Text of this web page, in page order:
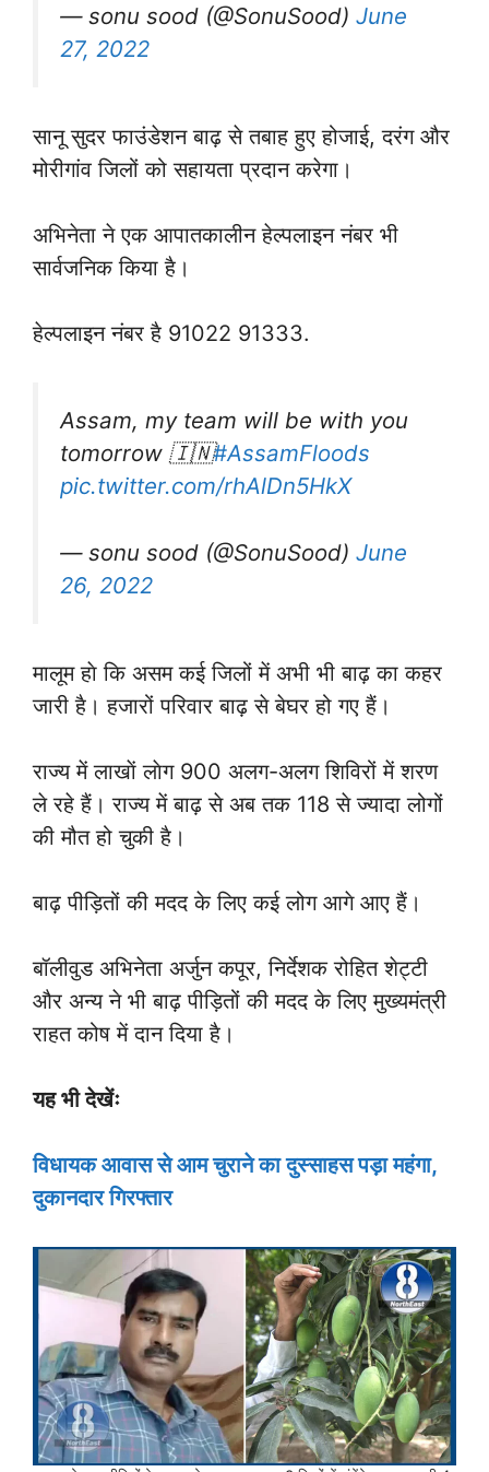
— sonu sood (@SonuSood) June
27, 2022
सानू सुदर फाउंडेशन बाढ़ से तबाह हुए होजाई, दरंग और
मोरीगांव जिलों को सहायता प्रदान करेगा।
अभिनेता ने एक आपातकालीन हेल्पलाइन नंबर भी
सार्वजनिक किया है।
हेल्पलाइन नंबर है 91022 91333.
Assam, my team will be with you
tomorrow 🇮🇳#AssamFloods
pic.twitter.com/rhAlDn5HkX
— sonu sood (@SonuSood) June
26, 2022
मालूम हाे कि असम कई जिलों में अभी भी बाढ़ का कहर
जारी है। हजारों परिवार बाढ़ से बेघर हो गए हैं।
राज्य में लाखाें लाेग 900 अलग-अलग शिविरों में शरण
ले रहे हैं। राज्य में बाढ़ से अब तक 118 से ज्यादा लोगों
की मौत हो चुकी है।
बाढ़ पीड़ितों की मदद के लिए कई लोग आगे आए हैं।
बॉलीवुड अभिनेता अर्जुन कपूर, निर्देशक रोहित शेट्टी
और अन्य ने भी बाढ़ पीड़ितों की मदद के लिए मुख्यमंत्री
राहत कोष में दान दिया है।
यह भी देखेंः
विधायक आवास से आम चुराने का दुस्साहस पड़ा महंगा,
दुकानदार गिरफ्तार